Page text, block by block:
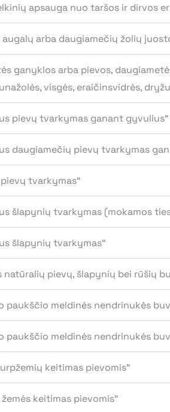
apsauga nuo taršos ir dirvos
arba daugiamečių žolių
ganyklos arba pievos,
visgės, eraičinsvidrės,
pievų tvarkymas ganant gyvulius“
daugiamečių pievų tvarkymas
tvarkymas“
šlapynių tvarkymas (mokamos
šlapynių tvarkymas“
natūralių pievų, šlapynių bei rūšių
paukščio meldinės nendrinukės
paukščio meldinės nendrinukės
keitimas pievomis“
keitimas pievomis“